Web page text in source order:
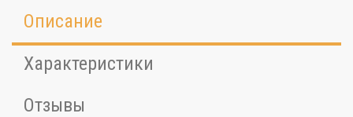
Описание
Характеристики
Отзывы